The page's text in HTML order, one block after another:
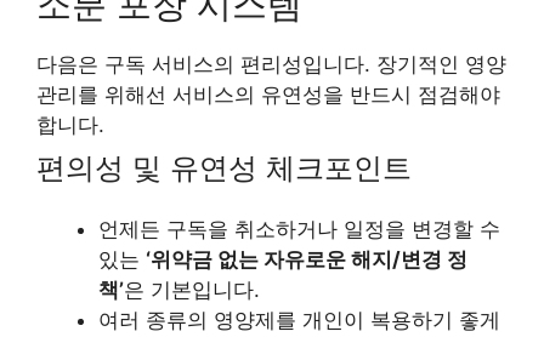
다음은 구독 서비스의 편리성입니다. 장기적인 영양
관리를 위해선 서비스의 유연성을 반드시 점검해야
합니다.
편의성 및 유연성 체크포인트
언제든 구독을 취소하거나 일정을 변경할 수
있는 ‘위약금 없는 자유로운 해지/변경 정
책’은 기본입니다.
여러 종류의 영양제를 개인이 복용하기 좋게